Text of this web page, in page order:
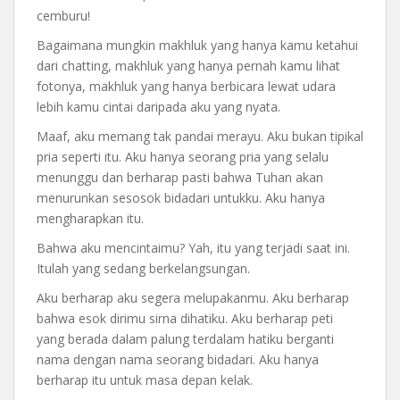
cemburu!
Bagaimana mungkin makhluk yang hanya kamu ketahui
dari chatting, makhluk yang hanya pernah kamu lihat
fotonya, makhluk yang hanya berbicara lewat udara
lebih kamu cintai daripada aku yang nyata.
Maaf, aku memang tak pandai merayu. Aku bukan tipikal
pria seperti itu. Aku hanya seorang pria yang selalu
menunggu dan berharap pasti bahwa Tuhan akan
menurunkan sesosok bidadari untukku. Aku hanya
mengharapkan itu.
Bahwa aku mencintaimu? Yah, itu yang terjadi saat ini.
Itulah yang sedang berkelangsungan.
Aku berharap aku segera melupakanmu. Aku berharap
bahwa esok dirimu sirna dihatiku. Aku berharap peti
yang berada dalam palung terdalam hatiku berganti
nama dengan nama seorang bidadari. Aku hanya
berharap itu untuk masa depan kelak.